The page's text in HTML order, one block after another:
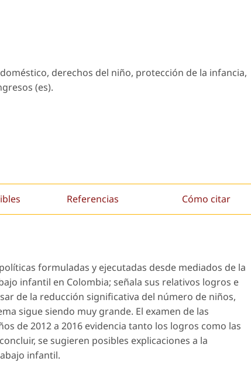
derechos del niño, protección de la infancia,
(es).
Referencias Cómo citar
formuladas y ejecutadas desde mediados de la
infantil en Colombia; señala sus relativos logros e
de la reducción significativa del número de niños,
sigue siendo muy grande. El examen de las
de 2012 a 2016 evidencia tanto los logros como las
se sugieren posibles explicaciones a la
infantil.